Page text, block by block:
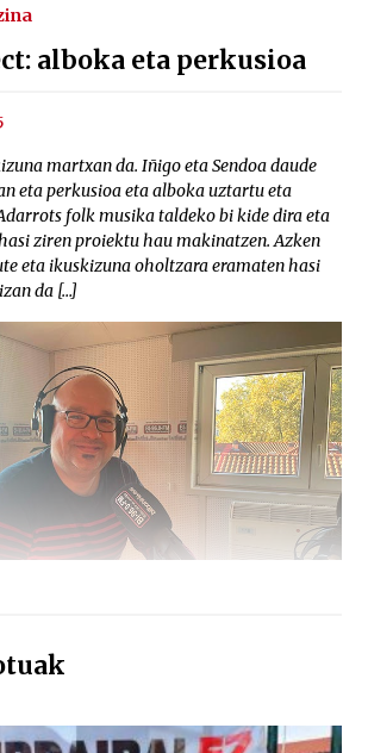
alboka eta perkusioa
martxan da. Iñigo eta Sendoa daude
eta perkusioa eta alboka uztartu eta
folk musika taldeko bi kide dira eta
ziren proiektu hau makinatzen. Azken
eta ikuskizuna oholtzara eramaten hasi
da […]